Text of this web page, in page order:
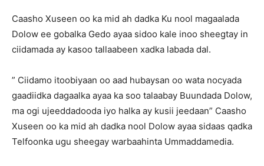
Caasho Xuseen oo ka mid ah dadka Ku nool magaalada
Dolow ee gobalka Gedo ayaa sidoo kale inoo sheegtay in
ciidamada ay kasoo tallaabeen xadka labada dal.
” Ciidamo itoobiyaan oo aad hubaysan oo wata nocyada
gaadiidka dagaalka ayaa ka soo talaabay Buundada Dolow,
ma ogi ujeeddadooda iyo halka ay kusii jeedaan” Caasho
Xuseen oo ka mid ah dadka nool Dolow ayaa sidaas qadka
Telfoonka ugu sheegay warbaahinta Ummaddamedia.